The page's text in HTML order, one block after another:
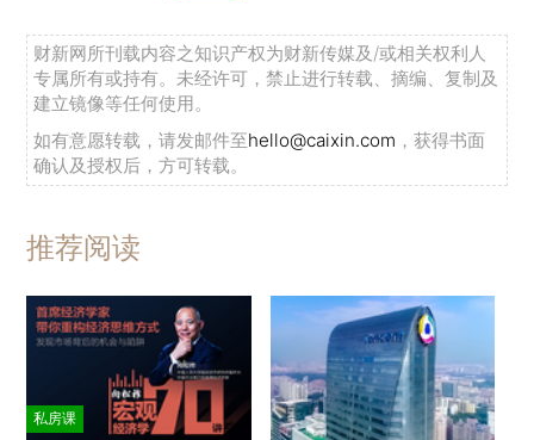
财新网所刊载内容之知识产权为财新传媒及/或相关权利人
专属所有或持有。未经许可，禁止进行转载、摘编、复制及
建立镜像等任何使用。
如有意愿转载，请发邮件至hello@caixin.com ，获得书面
确认及授权后，方可转载。
推荐阅读
私房课